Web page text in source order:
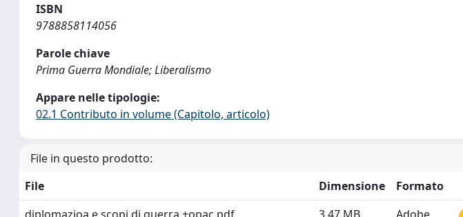
ISBN
9788858114056
Parole chiave
Prima Guerra Mondiale; Liberalismo
Appare nelle tipologie:
02.1 Contributo in volume (Capitolo, articolo)
File in questo prodotto:
File
Dimensione
Formato